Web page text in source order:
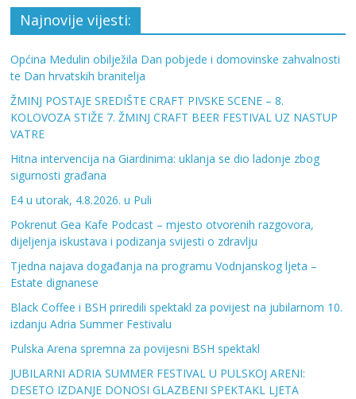
Najnovije vijesti:
Općina Medulin obilježila Dan pobjede i domovinske zahvalnosti
te Dan hrvatskih branitelja
ŽMINJ POSTAJE SREDIŠTE CRAFT PIVSKE SCENE – 8.
KOLOVOZA STIŽE 7. ŽMINJ CRAFT BEER FESTIVAL UZ NASTUP
VATRE
Hitna intervencija na Giardinima: uklanja se dio ladonje zbog
sigurnosti građana
E4 u utorak, 4.8.2026. u Puli
Pokrenut Gea Kafe Podcast – mjesto otvorenih razgovora,
dijeljenja iskustava i podizanja svijesti o zdravlju
Tjedna najava događanja na programu Vodnjanskog ljeta –
Estate dignanese
Black Coffee i BSH priredili spektakl za povijest na jubilarnom 10.
izdanju Adria Summer Festivalu
Pulska Arena spremna za povijesni BSH spektakl
JUBILARNI ADRIA SUMMER FESTIVAL U PULSKOJ ARENI:
DESETO IZDANJE DONOSI GLAZBENI SPEKTAKL LJETA